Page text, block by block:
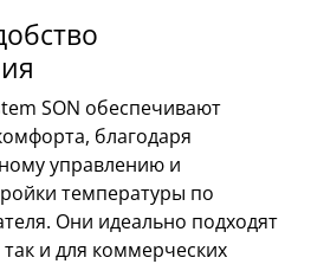
SON обеспечивают
благодаря
управлению и
температуры по
Они идеально подходят
и для коммерческих